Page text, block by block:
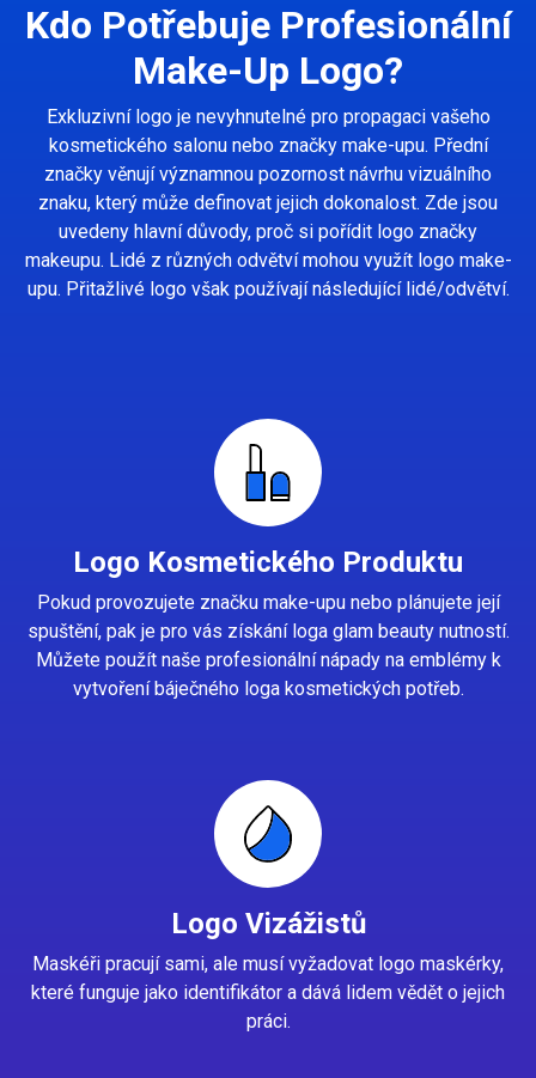
Kdo Potřebuje Profesionální
Make-Up Logo?
Exkluzivní logo je nevyhnutelné pro propagaci vašeho
kosmetického salonu nebo značky make-upu. Přední
značky věnují významnou pozornost návrhu vizuálního
znaku, který může definovat jejich dokonalost. Zde jsou
uvedeny hlavní důvody, proč si pořídit logo značky
makeupu. Lidé z různých odvětví mohou využít logo make-
upu. Přitažlivé logo však používají následující lidé/odvětví.
Logo Kosmetického Produktu
Pokud provozujete značku make-upu nebo plánujete její
spuštění, pak je pro vás získání loga glam beauty nutností.
Můžete použít naše profesionální nápady na emblémy k
vytvoření báječného loga kosmetických potřeb.
Logo Vizážistů
Maskéři pracují sami, ale musí vyžadovat logo maskérky,
které funguje jako identifikátor a dává lidem vědět o jejich
práci.